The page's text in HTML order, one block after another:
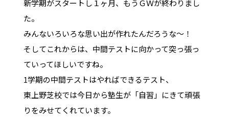
新学期がスタートし１ヶ月、もうＧＷが終わりまし
た。
みんないろいろな思い出が作れたんだろうな～！
そしてこれからは、中間テストに向かって突っ張っ
ていってほしいですね。
1学期の中間テストはやればできるテスト、
東上野芝校では今日から塾生が「自習」にきて頑張
りをみせてくれています。